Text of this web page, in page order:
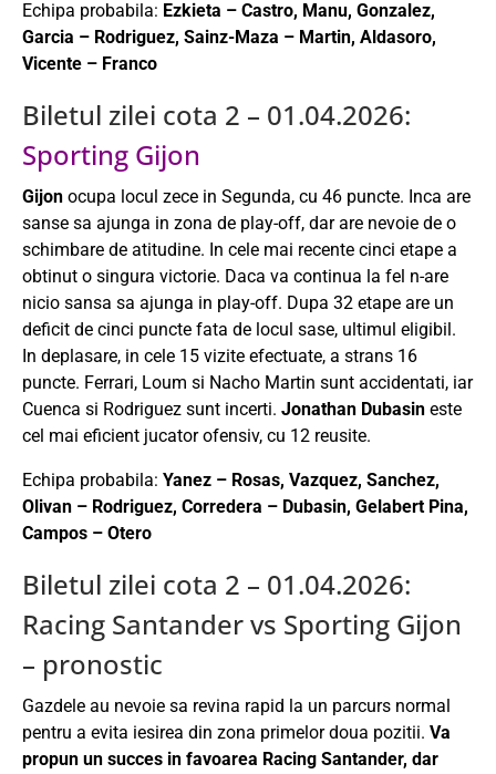
Echipa probabila: Ezkieta – Castro, Manu, Gonzalez,
Garcia – Rodriguez, Sainz-Maza – Martin, Aldasoro,
Vicente – Franco
Biletul zilei cota 2 – 01.04.2026:
Sporting Gijon
Gijon ocupa locul zece in Segunda, cu 46 puncte. Inca are
sanse sa ajunga in zona de play-off, dar are nevoie de o
schimbare de atitudine. In cele mai recente cinci etape a
obtinut o singura victorie. Daca va continua la fel n-are
nicio sansa sa ajunga in play-off. Dupa 32 etape are un
deficit de cinci puncte fata de locul sase, ultimul eligibil.
In deplasare, in cele 15 vizite efectuate, a strans 16
puncte. Ferrari, Loum si Nacho Martin sunt accidentati, iar
Cuenca si Rodriguez sunt incerti. Jonathan Dubasin este
cel mai eficient jucator ofensiv, cu 12 reusite.
Echipa probabila: Yanez – Rosas, Vazquez, Sanchez,
Olivan – Rodriguez, Corredera – Dubasin, Gelabert Pina,
Campos – Otero
Biletul zilei cota 2 – 01.04.2026:
Racing Santander vs Sporting Gijon
– pronostic
Gazdele au nevoie sa revina rapid la un parcurs normal
pentru a evita iesirea din zona primelor doua pozitii. Va
propun un succes in favoarea Racing Santander, dar